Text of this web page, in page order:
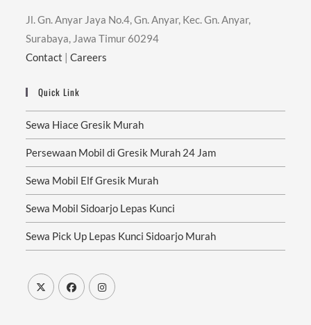
Jl. Gn. Anyar Jaya No.4, Gn. Anyar, Kec. Gn. Anyar,
Surabaya, Jawa Timur 60294
Contact |Careers
Quick Link
Sewa Hiace Gresik Murah
Persewaan Mobil di Gresik Murah 24 Jam
Sewa Mobil Elf Gresik Murah
Sewa Mobil Sidoarjo Lepas Kunci
Sewa Pick Up Lepas Kunci Sidoarjo Murah